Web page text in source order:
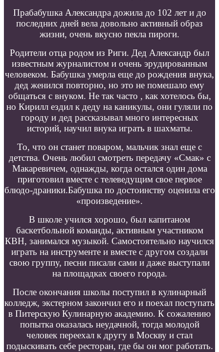
Прабабушка Александра дожила до 102 лет и до
последних дней вела довольно активный образ
жизни, очень вкусно пекла пироги.
Родители отца родом из Риги. Дед Александр был
известным журналистом и очень эрудированным
человеком. Бабушка умерла еще до рождения внука,
дед женился повторно, но это не помешало ему
общаться с внуком. Не так часто , как хотелось бы,
но Кирилл ездил к деду на каникулы, они гуляли по
городу и дед рассказывал много интересных
историй, научил внука играть в шахматы.
То, что он станет поваром, мальчик знал еще с
детства. Очень любил смотреть передачу «Смак» с
Макаревичем, однажды, когда остался один дома
приготовил вместе с телеведущим свое первое
блюдо-драники.Бабушка по достоинству оценила его
«произведение».
В школе учился хорошо, был капитаном
баскетбольной команды, активным участником
КВН, занимался музыкой. Самостоятельно научился
играть на инструменте и вместе с другом создали
свою группу, песни писали сами и даже выступали
на площадках своего города.
После окончания школы поступил в кулинарный
колледж, экстерном закончил его и поехал поступать
в Питерскую Кулинарную академию. К сожалению
попытка оказалась неудачной, тогда молодой
человек переехал к другу в Москву и стал
подыскивать себе ресторан, где бы он мог работать.